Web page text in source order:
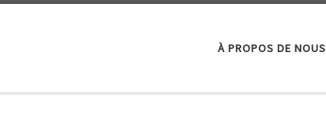
À PROPOS DE NOUS